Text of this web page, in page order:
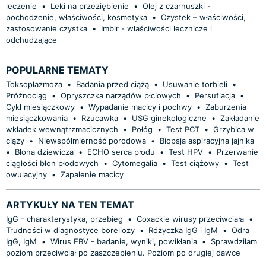
leczenie
• Leki na przeziębienie • Olej z czarnuszki -
pochodzenie, właściwości, kosmetyka • Czystek – właściwości,
zastosowanie czystka •
Imbir - właściwości lecznicze i
odchudzające
POPULARNE TEMATY
Toksoplazmoza • Badania przed ciążą • Usuwanie torbieli •
Próżnociąg
• Opryszczka narządów płciowych • Persuflacja •
Cykl miesiączkowy • Wypadanie macicy i pochwy • Zaburzenia
miesiączkowania • Rzucawka • USG ginekologiczne • Zakładanie
wkładek wewnątrzmacicznych
• Połóg • Test PCT • Grzybica w
ciąży • Niewspółmierność porodowa •
Biopsja aspiracyjna jajnika
•
Błona dziewicza • ECHO serca płodu • Test HPV •
Przerwanie
ciągłości błon płodowych
• Cytomegalia • Test ciążowy • Test
owulacyjny • Zapalenie macicy
ARTYKUŁY NA TEN TEMAT
IgG - charakterystyka, przebieg • Coxackie wirusy przeciwciała •
Trudności w diagnostyce boreliozy • Różyczka IgG i IgM • Odra
IgG, IgM
• Wirus EBV - badanie, wyniki, powikłania •
Sprawdziłam
poziom przeciwciał po zaszczepieniu. Poziom po drugiej dawce